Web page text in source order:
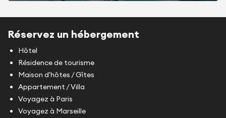
Réservez un hébergement
Hôtel
Résidence de tourisme
Maison d'hôtes / Gîtes
Appartement / Villa
Voyagez à Paris
Voyagez à Marseille